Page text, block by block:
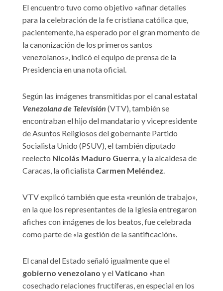
El encuentro tuvo como objetivo «afinar detalles
para la celebración de la fe cristiana católica que,
pacientemente, ha esperado por el gran momento de
la canonización de los primeros santos
venezolanos», indicó el equipo de prensa de la
Presidencia en una nota oficial.
Según las imágenes transmitidas por el canal estatal
Venezolana de Televisión (VTV), también se
encontraban el hijo del mandatario y vicepresidente
de Asuntos Religiosos del gobernante Partido
Socialista Unido (PSUV), el también diputado
reelecto Nicolás Maduro Guerra, y la alcaldesa de
Caracas, la oficialista Carmen Meléndez.
VTV explicó también que esta «reunión de trabajo»,
en la que los representantes de la Iglesia entregaron
afiches con imágenes de los beatos, fue celebrada
como parte de «la gestión de la santificación».
El canal del Estado señaló igualmente que el
gobierno venezolano y elVaticano «han
cosechado relaciones fructíferas, en especial en los